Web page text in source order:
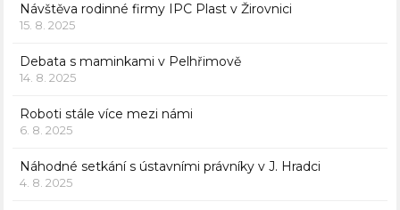
Návštěva rodinné firmy IPC Plast v Žirovnici
15. 8. 2025
Debata s maminkami v Pelhřimově
14. 8. 2025
Roboti stále více mezi námi
6. 8. 2025
Náhodné setkání s ústavními právníky v J. Hradci
4. 8. 2025